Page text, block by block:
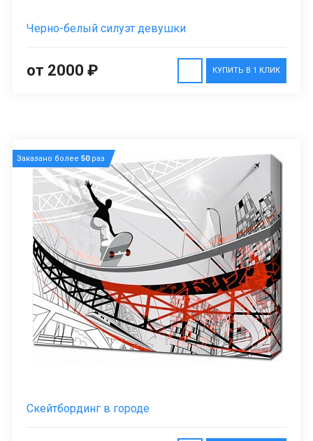
Черно-белый силуэт девушки
КУПИТЬ В 1 КЛИК
от 2000 ₽
Заказано более 50раз
Скейтбординг в городе